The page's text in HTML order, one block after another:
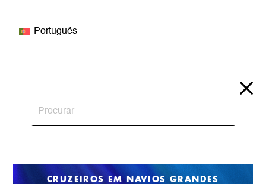
Português
CRUZEIROS EM NAVIOS GRANDES